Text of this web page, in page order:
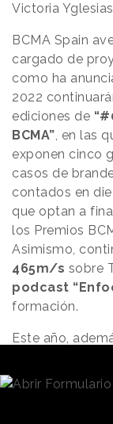
Victoria
BCMA Spain
cargado de
como ha
2022
ediciones de
BCMA”, en las
exponen cinco
casos de
contados en
que optan a
los Premios
Asimismo,
465m/s sobre
podcast
formación.
Este año,
branded